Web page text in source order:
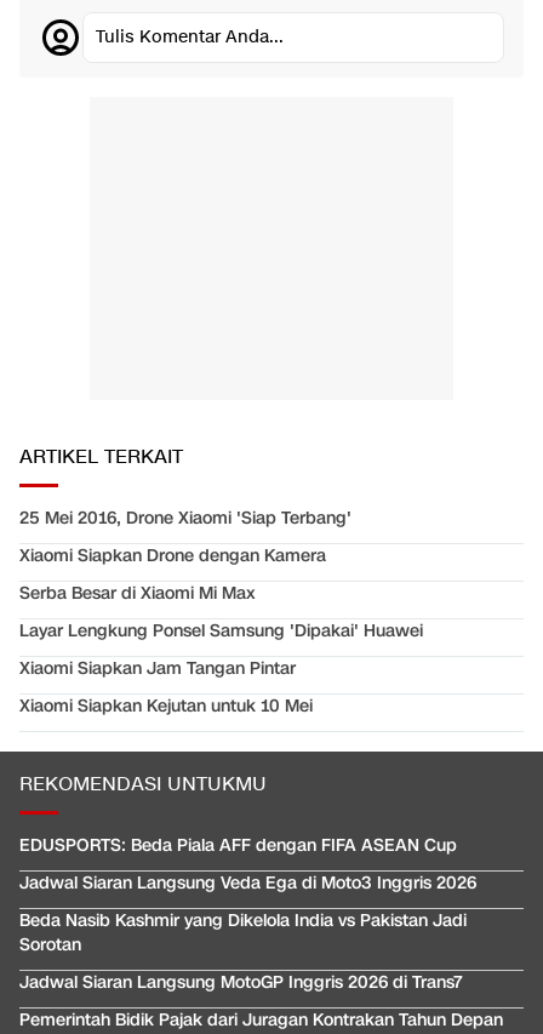
Tulis Komentar Anda...
ARTIKEL TERKAIT
25 Mei 2016, Drone Xiaomi 'Siap Terbang'
Xiaomi Siapkan Drone dengan Kamera
Serba Besar di Xiaomi Mi Max
Layar Lengkung Ponsel Samsung 'Dipakai' Huawei
Xiaomi Siapkan Jam Tangan Pintar
Xiaomi Siapkan Kejutan untuk 10 Mei
REKOMENDASI UNTUKMU
EDUSPORTS: Beda Piala AFF dengan FIFA ASEAN Cup
Jadwal Siaran Langsung Veda Ega di Moto3 Inggris 2026
Beda Nasib Kashmir yang Dikelola India vs Pakistan Jadi
Sorotan
Jadwal Siaran Langsung MotoGP Inggris 2026 di Trans7
Pemerintah Bidik Pajak dari Juragan Kontrakan Tahun Depan